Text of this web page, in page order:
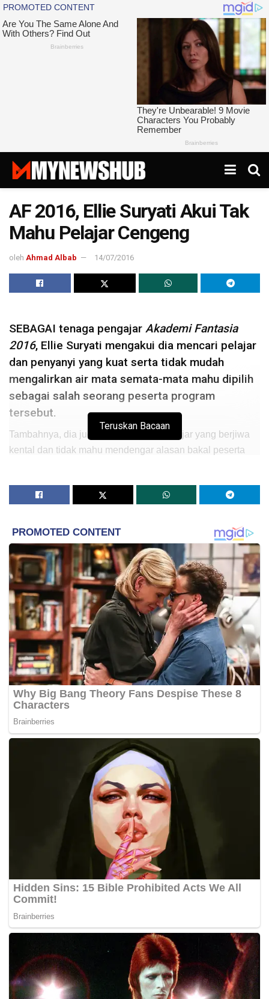
AF 2016, Ellie Suryati Akui Tak
Mahu Pelajar Cengeng
oleh Ahmad Albab 14/07/2016
SEBAGAI tenaga pengajar Akademi Fantasia
2016, Ellie Suryati mengakui dia mencari pelajar
dan penyanyi yang kuat serta tidak mudah
mengalirkan air mata semata-mata mahu dipilih
sebagai salah seorang peserta program
tersebut.
Tambahnya, dia juga mahu mencari pelajar yang berjiwa
kental dan tidak mahu mendengar alasan bakal peserta
“Akademi Fantasi tahun ini hanya akan berlangsung
benar-benar bersedia untuk dinobatkan sebagai juara.
“Saya akan persiapkan mereka supaya bersedia untuk
mengharungi cabaran sebenar industri ini. Bukan semua
orang mampu melaluinya.
“Jika mereka mahu memasukiAkademi Fantasia, mereka
tidak perlu mengalirkan air mata kerana kami semua mahu
memberikan ilmu dan serius dalam membimbing mereka,”
kata Ellie, 46; kepadamStar Online.
Uji bakat akan berlangsung selama tiga hari iaitu 15
hingga 17 Julai depan di The Boulevard, St. Premier Hotel,
Mid Valley Kuala Lumpur dan bakal disiarkan di
bermula Ogos depan. -MYNEWSHUB.CC
Teruskan Bacaan
Tags: AF 2016 Akademi Fantasia